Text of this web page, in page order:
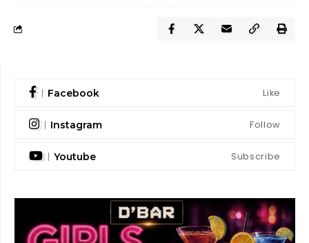
Facebook Like
Instagram Follow
Youtube Subscribe